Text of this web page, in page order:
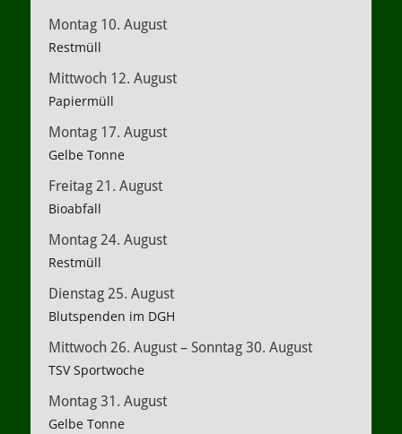
Montag 10. August
Restmüll
Mittwoch 12. August
Papiermüll
Montag 17. August
Gelbe Tonne
Freitag 21. August
Bioabfall
Montag 24. August
Restmüll
Dienstag 25. August
Blutspenden im DGH
Mittwoch 26. August – Sonntag 30. August
TSV Sportwoche
Montag 31. August
Gelbe Tonne